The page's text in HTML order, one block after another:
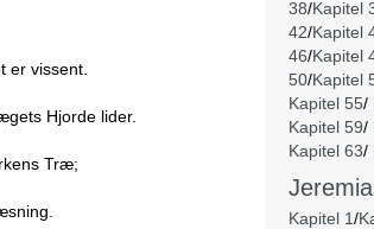
er vissent.
Hjorde lider.
Træ;
38/Kapitel
42/Kapitel
46/Kapitel
50/Kapitel
Kapitel 55/
Kapitel 59/
Kapitel 63/
Kapitel 1/